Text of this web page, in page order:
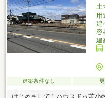
土
用
建
容
建
建築条件なし
はじめまして！ハウスドゥ苫小